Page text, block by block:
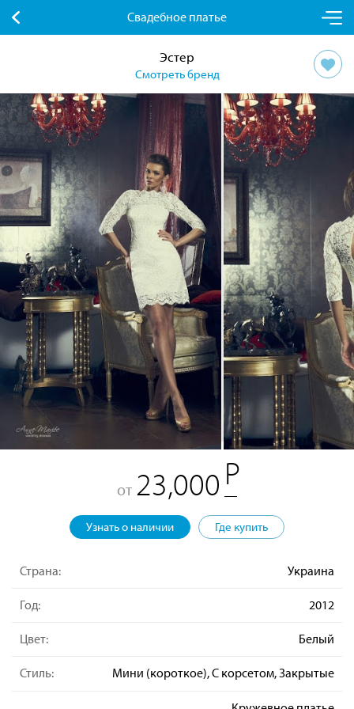
Свадебное платье
Эстер
Смотреть бренд
от 23,000
Узнать о наличии Где купить
Страна: Украина
Год: 2012
Цвет: Белый
Стиль: Мини (короткое), С корсетом, Закрытые